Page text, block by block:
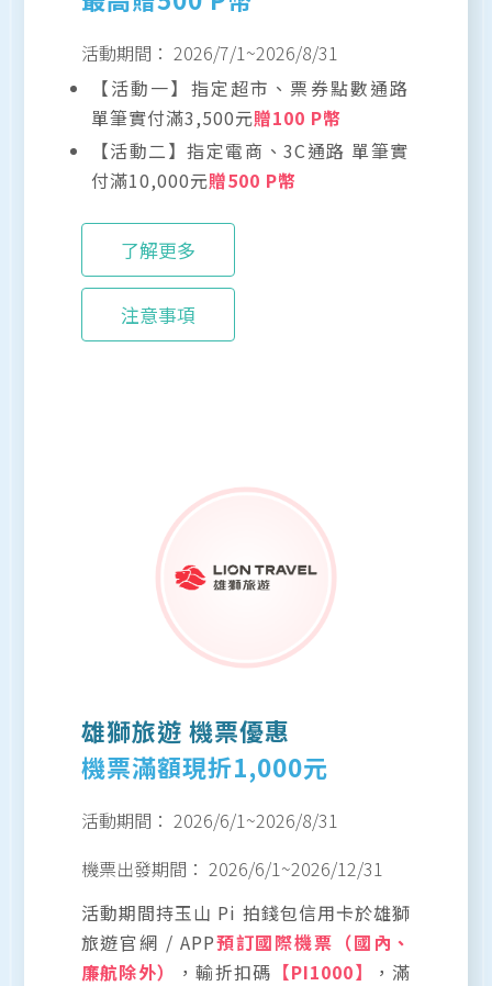
活動期間： 2026/7/1~2026/8/31
【活動一】指定超市、票券點數通路
單筆實付滿3,500元贈100 P幣
【活動二】指定電商、3C通路 單筆實
付滿10,000元贈500 P幣
了解更多
注意事項
雄獅旅遊 機票優惠
機票滿額現折1,000元
活動期間： 2026/6/1 ~2026/8/31
機票出發期間： 2026/6/1 ~2026/12/31
活動期間持玉山 Pi 拍錢包信用卡於雄獅
旅遊官網 / APP預訂國際機票（國內、
廉航除外）
，輸折扣碼 【PI1000】
，滿